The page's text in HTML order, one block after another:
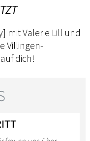
mit Valerie Lill und
Villingen-
dich!